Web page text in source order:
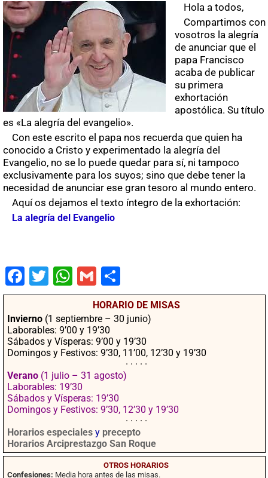
Hola a todos,
Compartimos con
vosotros la alegría
de anunciar que el
papa Francisco
acaba de publicar
su primera
exhortación
apostólica. Su título
es «La alegría del evangelio».
Con este escrito el papa nos recuerda que quien ha
conocido a Cristo y experimentado la alegría del
Evangelio, no se lo puede quedar para sí, ni tampoco
exclusivamente para los suyos; sino que debe tener la
necesidad de anunciar ese gran tesoro al mundo entero.
Aquí os dejamos el texto íntegro de la exhortación:
La alegría del Evangelio
Fac
ebo
ok
Twit
ter
Wha
tsA
pp
Gm
ail
mpa
rtir
HORARIO DE MISAS
Invierno (1 septiembre – 30 junio)
Laborables: 9’00 y 19’30
Sábados y Vísperas: 9’00 y 19’30
Domingos y Festivos: 9’30, 11’00, 12’30 y 19’30
· · · · ·
Verano (1 julio – 31 agosto)
Laborables: 19’30
Sábados y Vísperas: 19’30
Domingos y Festivos: 9’30, 12’30 y 19’30
· · · · ·
Horarios especiales y precepto
Horarios Arciprestazgo San Roque
OTROS HORARIOS
Confesiones: Media hora antes de las misas.